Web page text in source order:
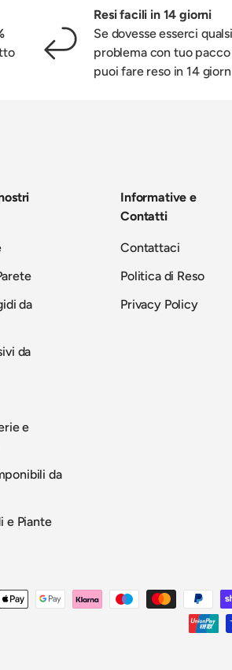
Resi facili in 14 giorni
Se dovesse esserci
problema con tuo pacco
puoi fare reso in 14
da
da
e
da
e Piante
Informative e
Contatti
Contattaci
Politica di Reso
Privacy Policy
accettati